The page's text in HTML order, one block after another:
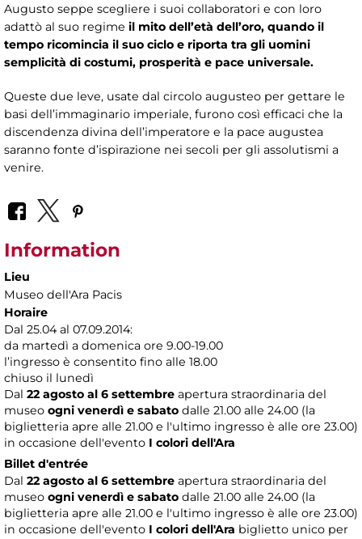
Augusto seppe scegliere i suoi collaboratori e con loro
adattò al suo regime il mito dell’età dell’oro, quando il
tempo ricomincia il suo ciclo e riporta tra gli uomini
semplicità di costumi, prosperità e pace universale.
Queste due leve, usate dal circolo augusteo per gettare le
basi dell’immaginario imperiale, furono così efficaci che la
discendenza divina dell’imperatore e la pace augustea
saranno fonte d’ispirazione nei secoli per gli assolutismi a
venire.
Information
Lieu
Museo dell'Ara Pacis
Horaire
Dal 25.04 al 07.09.2014:
da martedì a domenica ore 9.00-19.00
l’ingresso è consentito fino alle 18.00
chiuso il lunedì
Dal 22 agosto al 6 settembre apertura straordinaria del
museo ogni venerdì e sabato dalle 21.00 alle 24.00 (la
biglietteria apre alle 21.00 e l'ultimo ingresso è alle ore 23.00)
in occasione dell'evento I colori dell'Ara
Billet d'entrée
Dal 22 agosto al 6 settembre apertura straordinaria del
museo ogni venerdì e sabato dalle 21.00 alle 24.00 (la
biglietteria apre alle 21.00 e l'ultimo ingresso è alle ore 23.00)
in occasione dell'evento I colori dell'Ara biglietto unico per